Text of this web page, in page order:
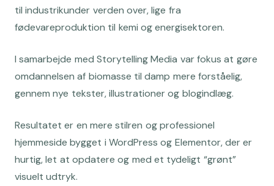
til industrikunder verden over, lige fra
fødevareproduktion til kemi og energisektoren.
I samarbejde med Storytelling Media var fokus at gøre
omdannelsen af biomasse til damp mere forståelig,
gennem nye tekster, illustrationer og blogindlæg.
Resultatet er en mere stilren og professionel
hjemmeside bygget i WordPress og Elementor, der er
hurtig, let at opdatere og med et tydeligt “grønt”
visuelt udtryk.